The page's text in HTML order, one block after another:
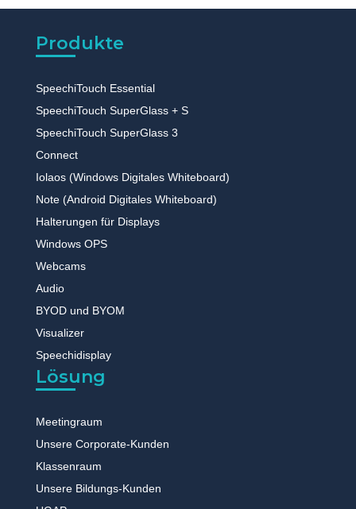
Produkte
SpeechiTouch Essential
SpeechiTouch SuperGlass + S
SpeechiTouch SuperGlass 3
Connect
Iolaos (Windows Digitales Whiteboard)
Note (Android Digitales Whiteboard)
Halterungen für Displays
Windows OPS
Webcams
Audio
BYOD und BYOM
Visualizer
Speechidisplay
Lösung
Meetingraum
Unsere Corporate-Kunden
Klassenraum
Unsere Bildungs-Kunden